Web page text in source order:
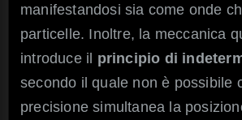
manifestandosi sia come onde
particelle. Inoltre, la meccanica
introduce il principio di
secondo il quale non è possibile
precisione simultanea la